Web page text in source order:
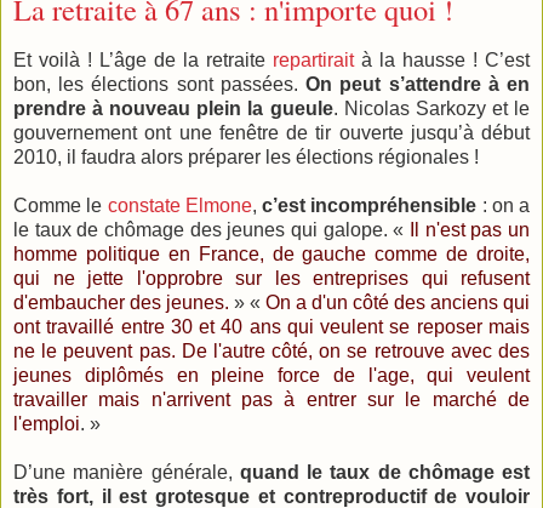
La retraite à 67 ans : n'importe quoi !
Et voilà ! L’âge de la retraite repartiraità la hausse ! C’est
bon, les élections sont passées.On peut s’attendre à en
prendre à nouveau plein la gueule. Nicolas Sarkozy et le
gouvernement ont une fenêtre de tir ouverte jusqu’à début
2010, il faudra alors préparer les élections régionales !
Comme le constate Elmone, c’est incompréhensible : on a
le taux de chômage des jeunes qui galope. «
Il n'est pas un
homme politique en France, de gauche comme de droite,
qui ne jette l'opprobre sur les entreprises qui refusent
d'embaucher des jeunes. » « On a d'un côté des anciens qui
ont travaillé entre 30 et 40 ans qui veulent se reposer mais
ne le peuvent pas. De l'autre côté, on se retrouve avec des
jeunes diplômés en pleine force de l'age, qui veulent
travailler mais n'arrivent pas à entrer sur le marché de
l'emploi. »
D’une manière générale, quand le taux de chômage est
très fort, il est grotesque et contreproductif de vouloir